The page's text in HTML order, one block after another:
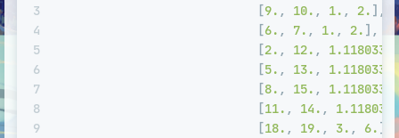
3
4
5
6
7
8
9
                            [
9. , 10. , 1. , 2. ],
                            [
6. , 7. , 1. , 2. ],
                            [
2. , 12. , 1.11803399
                            [
5. , 13. , 1.11803399
                            [
8. , 15. , 1.11803399
                            [
11. , 14. ,
                            [
18. , 19. , 3. , 6. ],